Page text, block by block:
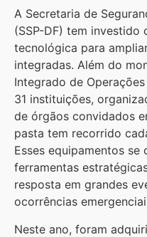
A Secretaria de
(SSP-DF) tem investido
tecnológica para
integradas. Além do
Integrado de
31 instituições,
de órgãos convidados
pasta tem recorrido
Esses equipamentos se
ferramentas
resposta em grandes
ocorrências
Neste ano, foram